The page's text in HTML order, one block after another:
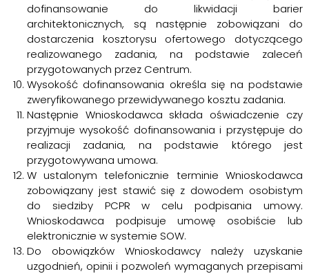
dofinansowanie do likwidacji barier
architektonicznych, są następnie zobowiązani do
dostarczenia kosztorysu ofertowego dotyczącego
realizowanego zadania, na podstawie zaleceń
przygotowanych przez Centrum.
Wysokość dofinansowania określa się na podstawie
zweryfikowanego przewidywanego kosztu zadania.
Następnie Wnioskodawca składa oświadczenie czy
przyjmuje wysokość dofinansowania i przystępuje do
realizacji zadania, na podstawie którego jest
przygotowywana umowa.
W ustalonym telefonicznie terminie Wnioskodawca
zobowiązany jest stawić się z dowodem osobistym
do siedziby PCPR w celu podpisania umowy.
Wnioskodawca podpisuje umowę osobiście lub
elektronicznie w systemie SOW.
Do obowiązków Wnioskodawcy należy uzyskanie
uzgodnień, opinii i pozwoleń wymaganych przepisami